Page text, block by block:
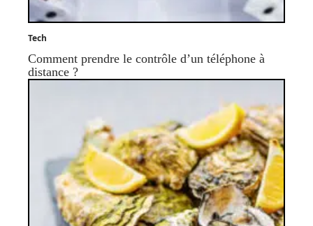
Tech
Comment prendre le contrôle d’un téléphone à
distance ?